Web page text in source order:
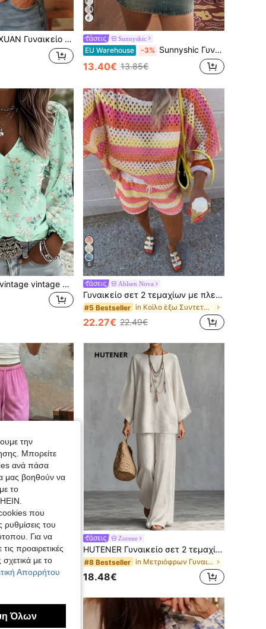
με κουμπιά, κοντό μανίκι και ολόσωμο τύπωμα, σχέδιο wrap με κουμπιά, 봄ατινό/καλοκαιρινό τοπ για διακοπές, τυπικό μέγεθος Sunnyshic
EU Warehouse -3% Sunnyshic Γυναικεία Μπλούζα Διακοπών με Ρετρό Στάμπα και Δετό Φούντα, Φανάρι και Μανίκια, Φθινόπωρο/Χειμώνας
13.40€ 13.85€
1 τεμ. γυναικείο vintage vintage western στυλ κομψό casual μπλουζάκι με λαιμόκοψη V, μακριά μανίκια, από πολυεστέρα, με μικρό λουλουδένιο σχέδιο, μποέμ σχεδιασμό με φουσκωτά μανίκια φανός, άνετο, ελαφρύ, διαπνέον, πλενόμενο στο πλυντήριο, κατάλληλο για άνοιξη, καλοκαίρι, φθινόπωρο, για το σπίτι, καθημερινή χρήση, διακοπές και ταξίδια
6
Ahlsen Nova
Γυναικείο σετ 2 τεμαχίων με πλεκτό τοπ και σορτς με κεντητά ανοιχτά σχέδια, casual boho, στρογγυλή λαιμόκοψη, ριχτό, σετ παραλίας για καλοκαιρινές διακοπές, κομψό resort wear
#5 Bestseller in Κοίλο έξω Συντεταγμένες Γυναικών
22.27€ 22.49€
βαμβακερή γάζα, χαλαρή εφαρμογή, χαμηλή μέση, μονόχρωμο, με κορδόνι και ίσια μπατζάκια, ανοιχτό μωβ, για γυναίκες Zorene
HUTENER Γυναικείο σετ 2 τεμαχίων Άνοιξη/Καλοκαίρι, μπεζ τοπ με στρογγυλή λαιμόκοψη και φαρδιά μανίκια & παντελόνι με φαρδιά γραμμή, λινό casual outfit για μετακινήσεις, μίνιμαλ και κομψό, απαραίτητο για σπίτι, χαλάρωση, διακοπές και ταξίδια
#8 Bestseller in Μετριόφρων Γυναικεία ρούχα δύο τεμαχίων
18.48€
την
Μπορείτε
ανά πάσα
μας βοηθούν να
το
που
ρυθμίσεις του
Για να
προαιρετικές
με το
Απορρήτου
Όλων